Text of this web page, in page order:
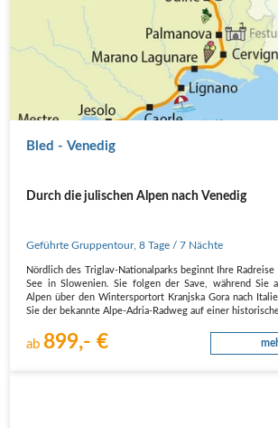
Bled - Venedig
Durch die julischen Alpen nach Venedig
Geführte Gruppentour,8 Tage / 7 Nächte
Nördlich des Triglav-Nationalparks beginnt Ihre Radreise
See in Slowenien. Sie folgen der Save, während Sie
Alpen über den Wintersportort Kranjska Gora nach
Sie der bekannte Alpe-Adria-Radweg auf einer
ab 899,- €